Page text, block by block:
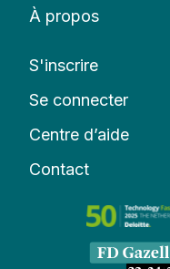
À propos
S'inscrire
Se connecter
Centre d’aide
Contact